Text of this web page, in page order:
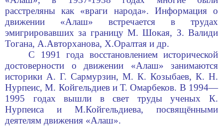
расстреляны как «враги народа». Информация о
движении «Алаш» встречается в трудах
эмигрировавших за границу М. Шокая, З. Валиди
Тогана, А.Авторханова, Х.Оралтая и др.
С 1991 года восстановлением исторической
достоверности о движении «Алаш» занимаются
историки А. Г. Сармурзин, М. К. Козыбаев, К. Н.
Нурпеис, М. Койгельдиев и Т. Омарбеков. В 1994—
1995 годах вышли в свет труды ученых К.
Нурпеиса и М.Койгельдиева, посвящёнными
деятелям движения «Алаш».